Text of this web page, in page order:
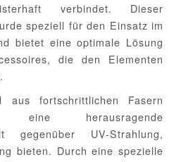
verbindet. Dieser
speziell für den Einsatz im
bietet eine optimale Lösung
die den Elementen
aus fortschrittlichen Fasern
herausragende
gegenüber UV-Strahlung,
bieten. Durch eine spezielle